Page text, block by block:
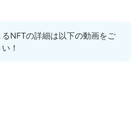
るNFTの詳細は以下の動画をご
！